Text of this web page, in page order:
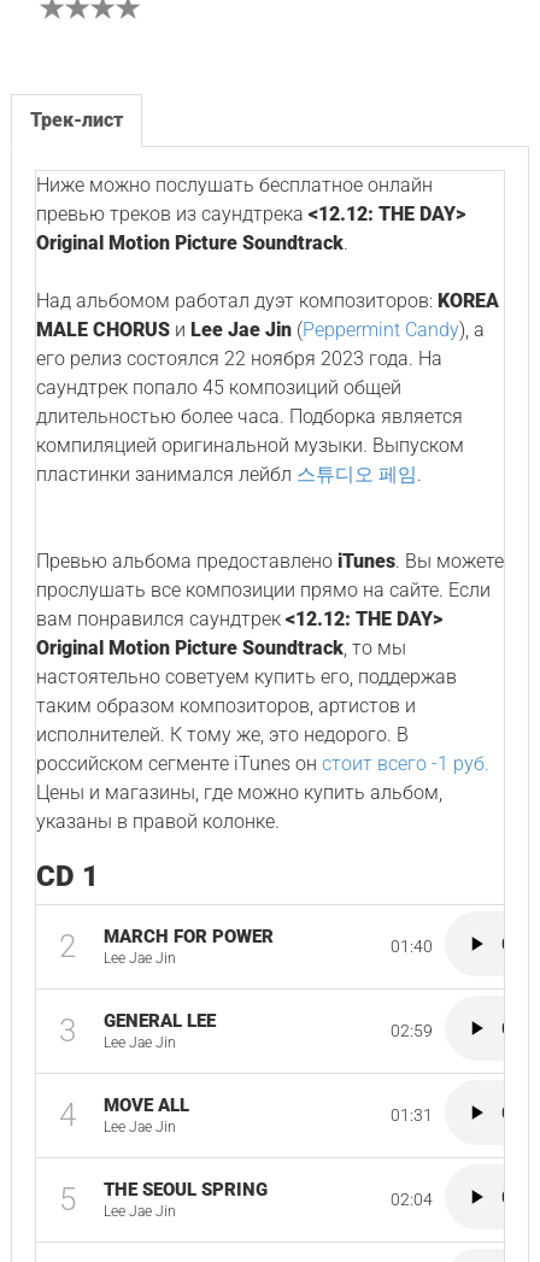
Трек-лист
Ниже можно послушать бесплатное онлайн
превью треков из саундтрека <12.12: THE DAY>
Original Motion Picture Soundtrack.
Над альбомом работал дуэт композиторов: KOREA
MALE CHORUSи Lee Jae Jin(Peppermint Candy), а
его релиз состоялся 22 ноября 2023 года. На
саундтрек попало 45 композиций общей
длительностью более часа. Подборка является
компиляцией оригинальной музыки. Выпуском
пластинки занимался лейбл 스튜디오 페임.
Превью альбома предоставлено iTunes. Вы можете
прослушать все композиции прямо на сайте. Если
вам понравился саундтрек <12.12: THE DAY>
Original Motion Picture Soundtrack, то мы
настоятельно советуем купить его, поддержав
таким образом композиторов, артистов и
исполнителей. К тому же, это недорого. В
российском сегменте iTunes он стоит всего -1 руб.
Цены и магазины, где можно купить альбом,
указаны в правой колонке.
CD 1
2 MARCH FOR POWER
Lee Jae Jin
01:40
3 GENERAL LEE
Lee Jae Jin
02:59
4 MOVE ALL
Lee Jae Jin
01:31
5 THE SEOUL SPRING
Lee Jae Jin
02:04